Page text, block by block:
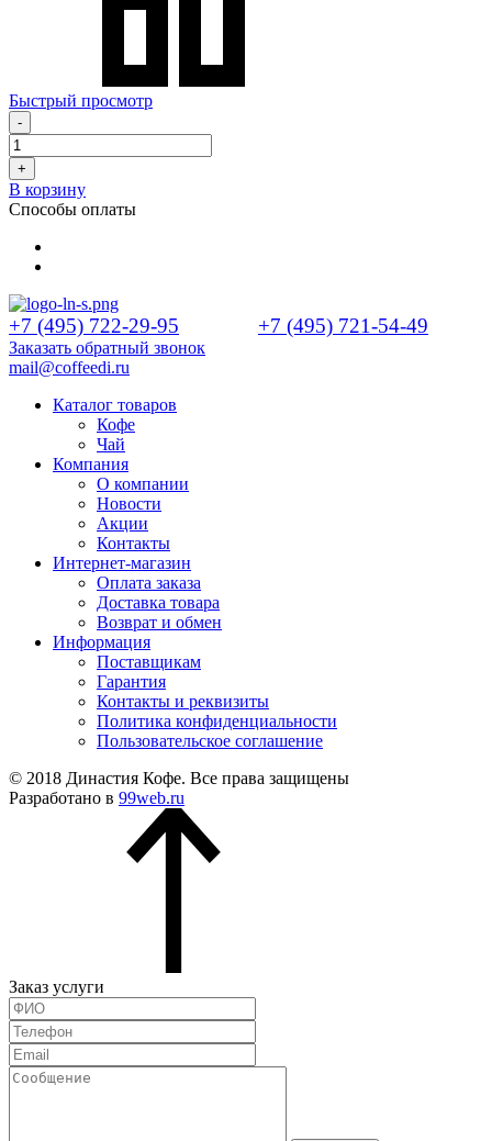
Быстрый просмотр
-
+
В корзину
Способы оплаты
+7 (495) 722-29-95 +7 (495) 721-54-49
Заказать обратный звонок
mail@coffeedi.ru
Каталог товаров
Кофе
Чай
Компания
О компании
Новости
Акции
Контакты
Интернет-магазин
Оплата заказа
Доставка товара
Возврат и обмен
Информация
Поставщикам
Гарантия
Контакты и реквизиты
Политика конфиденциальности
Пользовательское соглашение
© 2018 Династия Кофе. Все права защищены
Разработано в 99web.ru
Заказ услуги